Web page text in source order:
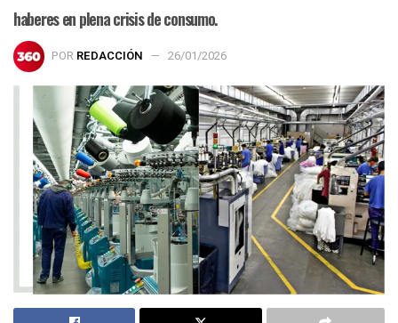
haberes en plena crisis de consumo.
POR REDACCIÓN 26/01/2026